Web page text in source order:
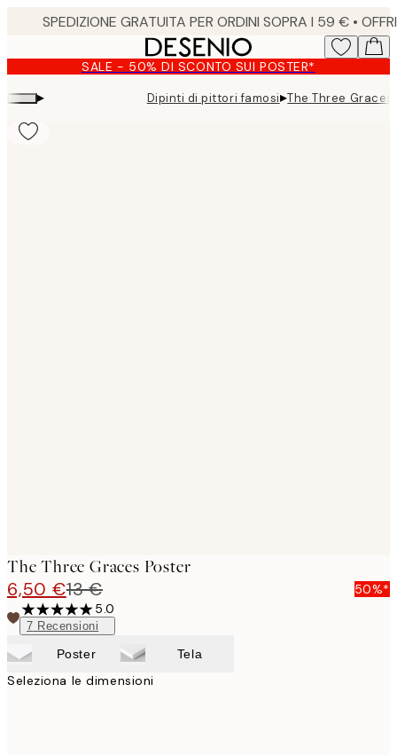
content.
SALE - 50% DI SCONTO SUI POSTER*
▸ Dipinti di pittori famosi▸The Three Graces
The Three Graces Poster
6,50 €13 €
50%*
5.0
7 Recensioni
Poster Tela
Seleziona le dimensioni